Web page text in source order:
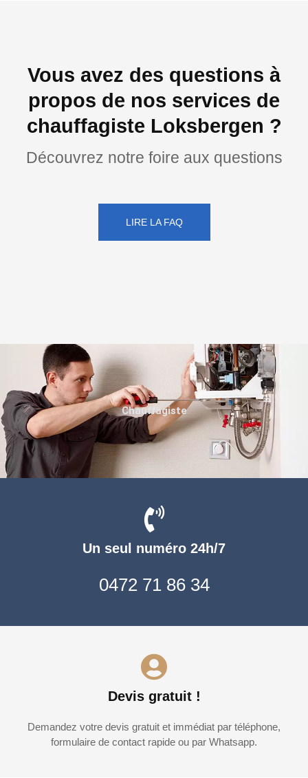
Vous avez des questions à
propos de nos services de
chauffagiste Loksbergen ?
Découvrez notre foire aux questions
LIRE LA FAQ
Un seul numéro 24h/7
0472 71 86 34
Devis gratuit !
Demandez votre devis gratuit et immédiat par téléphone,
formulaire de contact rapide ou par Whatsapp.
Chauffagiste